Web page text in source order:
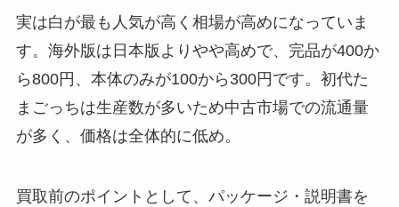
実は白が最も人気が高く相場が高めになっていま
す。海外版は日本版よりやや高めで、完品が400か
ら800円、本体のみが100から300円です。初代た
まごっちは生産数が多いため中古市場での流通量
が多く、価格は全体的に低め。
買取前のポイントとして、パッケージ・説明書を